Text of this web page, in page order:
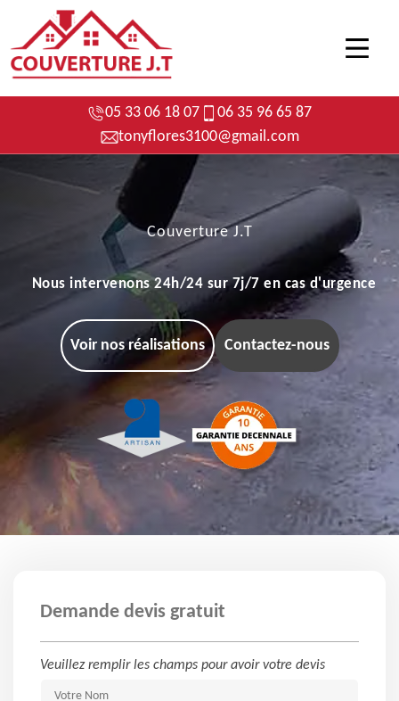
05 33 06 18 07
06 35 96 65 87
tonyflores3100@gmail.com
Couverture J.T
Nous intervenons 24h/24 sur 7j/7 en cas d'urgence
Voir nos réalisations Contactez-nous
Demande devis gratuit
Veuillez remplir les champs pour avoir votre devis